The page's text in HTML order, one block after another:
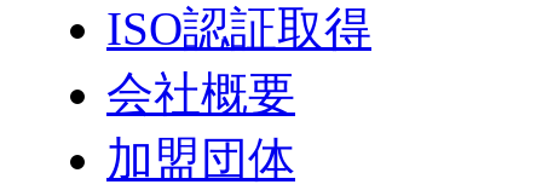
ISO認証取得
会社概要
加盟団体